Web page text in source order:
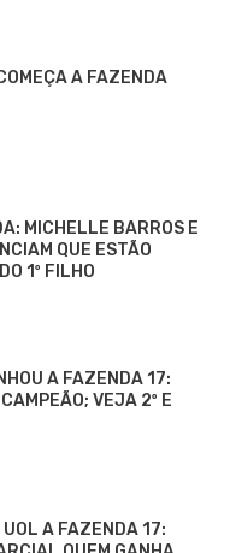
A FAZENDA
MICHELLE BARROS E
QUE ESTÃO
1º FILHO
A FAZENDA 17:
VEJA 2º E
UOL A FAZENDA 17: